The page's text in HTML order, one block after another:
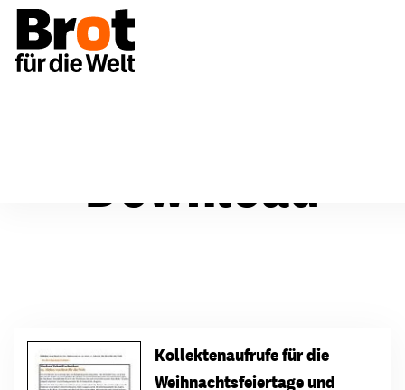
Download
Kollektenaufrufe für die
Weihnachtsfeiertage und